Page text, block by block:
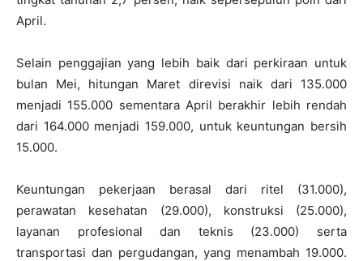
April.
Selain penggajian yang lebih baik dari perkiraan untuk
bulan Mei, hitungan Maret direvisi naik dari 135.000
menjadi 155.000 sementara April berakhir lebih rendah
dari 164.000 menjadi 159.000, untuk keuntungan bersih
15.000.
Keuntungan pekerjaan berasal dari ritel (31.000),
perawatan kesehatan (29.000), konstruksi (25.000),
layanan profesional dan teknis (23.000) serta
transportasi dan pergudangan, yang menambah 19.000.